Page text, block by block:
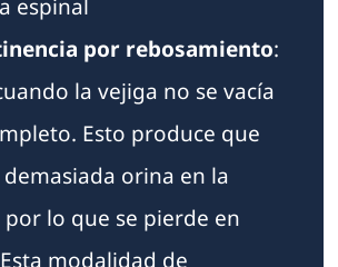
espinal
por rebosamiento:
la vejiga no se vacía
Esto produce que
orina en la
lo que se pierde en
modalidad de